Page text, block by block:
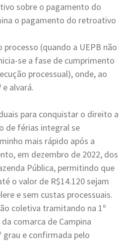
sobre o pagamento do
o pagamento do retroativo
(quando a UEPB não
se a fase de cumprimento
processual), onde, ao
alvará.
para conquistar o direito a
de férias integral se
mais rápido após a
em dezembro de 2022, dos
Pública, permitindo que
o valor de R$14.120 sejam
e sem custas processuais.
coletiva tramitando na 1º
comarca de Campina
grau e confirmada pelo